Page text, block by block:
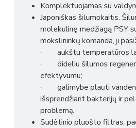
Komplektuojamas su
Japoniškas šilumokaitis.
molekulinę medžiagą PSY
mokslininkų komanda, ji
· aukštu temperatūros
· dideliu šilumos
efektyvumu;
· galimybe plauti
išsprendžiant bakterijų ir
problemą.
Sudėtinio pluošto filtras,